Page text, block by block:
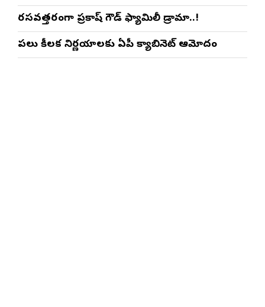
రసవత్తరంగా ప్రకాష్ గౌడ్ ఫ్యామిలీ డ్రామా..!
పలు కీలక నిర్ణయాలకు ఏపీ క్యాబినెట్ ఆమోదం